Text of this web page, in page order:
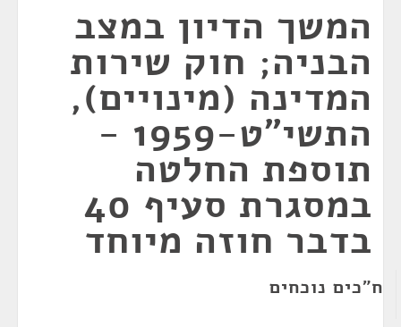
המשך הדיון במצב
הבניה; חוק שירות
המדינה (מינויים),
התשי"ט-1959 -
תוספת החלטה
במסגרת סעיף 40
בדבר חוזה מיוחד
ח"כים נוכחים